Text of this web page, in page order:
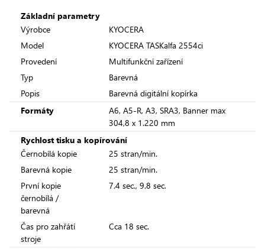
Základní parametry
Výrobce
KYOCERA
Model
KYOCERA TASKalfa 2554ci
Provedení
Multifunkční zařízení
Typ
Barevná
Popis
Barevná digitální kopírka
Formáty
A6, A5-R, A3, SRA3, Banner max
304,8 x 1.220 mm
Rychlost tisku a kopírování
Černobílá kopie
25 stran/min.
Barevná kopie
25 stran/min.
První kopie
černobílá /
barevná
7.4 sec., 9.8 sec.
Čas pro zahřátí
stroje
Cca 18 sec.